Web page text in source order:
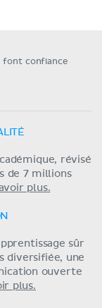
font confiance
révisé
de 7 millions
plus.
sûr
diversifiée, une
ouverte
plus.